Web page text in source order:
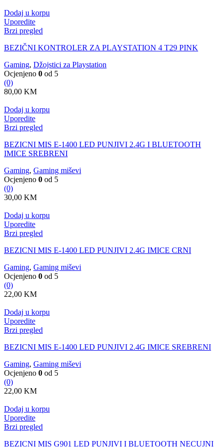
Dodaj u korpu
Uporedite
Brzi pregled
BEZIČNI KONTROLER ZA PLAYSTATION 4 T29 PINK
Gaming, Džojstici za Playstation
Ocjenjeno 0 od 5
(0)
80,00 KM
Dodaj u korpu
Uporedite
Brzi pregled
BEZICNI MIS E-1400 LED PUNJIVI 2.4G I BLUETOOTH
IMICE SREBRENI
Gaming, Gaming miševi
Ocjenjeno 0 od 5
(0)
30,00 KM
Dodaj u korpu
Uporedite
Brzi pregled
BEZICNI MIS E-1400 LED PUNJIVI 2.4G IMICE CRNI
Gaming, Gaming miševi
Ocjenjeno 0 od 5
(0)
22,00 KM
Dodaj u korpu
Uporedite
Brzi pregled
BEZICNI MIS E-1400 LED PUNJIVI 2.4G IMICE SREBRENI
Gaming, Gaming miševi
Ocjenjeno 0 od 5
(0)
22,00 KM
Dodaj u korpu
Uporedite
Brzi pregled
BEZICNI MIS G901 LED PUNJIVI I BLUETOOTH NECUJNI